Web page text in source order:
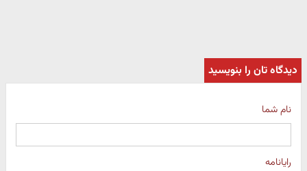
دیدگاه تان را بنویسید
نام شما
رایانامه